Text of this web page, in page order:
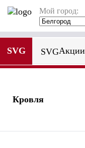
Мой город:
SVG SVGАкции
Кровля